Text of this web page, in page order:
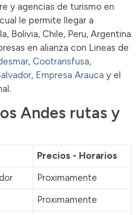
y agencias de turismo en
le permite llegar a
Bolivia, Chile, Peru, Argentina
en alianza con Lineas de
, Cootransfusa,
, Empresa Arauca y el
Andes rutas y
Precios - Horarios
Proximamente
Proximamente